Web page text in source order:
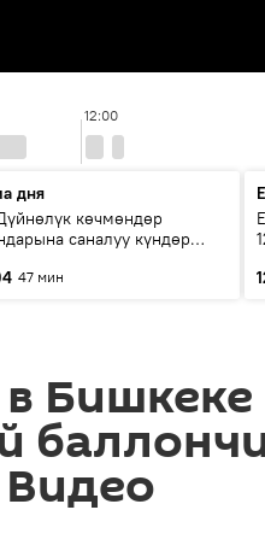
12:00
дня
көчмөндөр
саналуу күндөр
жетти?
47 мин
Бишкеке